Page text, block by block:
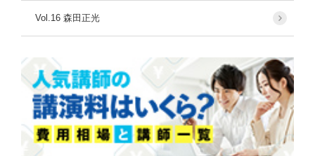
Vol.16 森田正光